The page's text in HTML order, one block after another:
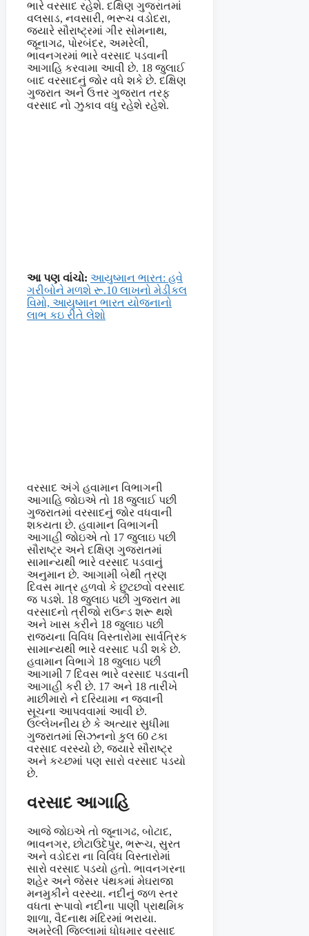
ભારે વરસાદ રહેશે. દક્ષિણ ગુજરાતમાં
વલસાડ, નવસારી, ભરૂચ વડોદરા,
જ્યારે સૌરાષ્ટ્રમાં ગીર સોમનાથ,
જૂનાગઢ, પોરબંદર, અમરેલી,
ભાવનગરમાં ભારે વરસાદ પડવાની
આગાહિ કરવામા આવી છે. 18 જુલાઈ
બાદ વરસાદનું જોર વધે શકે છે. દક્ષિણ
ગુજરાત અને ઉત્તર ગુજરાત તરફ
વરસાદ નો ઝુકાવ વધુ રહેશે રહેશે.
આ પણ વાંચો: આયુષ્માન ભારત: હવે
ગરીબોને મળશે રૂ.10 લાખનો મેડીકલ
વિમો, આયુષ્માન ભારત યોજનાનો
લાભ કઇ રીતે લેશો
વરસાદ અંગે હવામાન વિભાગની
આગાહિ જોઇએ તો 18 જુલાઈ પછી
ગુજરાતમાં વરસાદનું જોર વધવાની
શકયતા છે. હવામાન વિભાગની
આગાહી જોઇએ તો 17 જુલાઇ પછી
સૌરાષ્ટ્ર અને દક્ષિણ ગુજરાતમાં
સામાન્યથી ભારે વરસાદ પડવાનું
અનુમાન છે. આગામી બેથી ત્રણ
દિવસ માત્ર હળવો કે છુટછવો વરસાદ
જ પડશે. 18 જુલાઇ પછી ગુજરાત મા
વરસાદનો ત્રીજો રાઉન્ડ શરૂ થશે
અને ખાસ કરીને 18 જુલાઇ પછી
રાજયના વિવિધ વિસ્તારોમા સાર્વત્રિક
સામાન્યથી ભારે વરસાદ પડી શકે છે.
હવામાન વિભાગે 18 જુલાઇ પછી
આગામી 7 દિવસ ભારે વરસાદ પડવાની
આગાહી કરી છે. 17 અને 18 તારીખે
માછીમારો ને દરિયામા ન જવાની
સૂચના આપવવામાં આવી છે.
ઉલ્લેખનીય છે કે અત્યાર સુધીમા
ગુજરાતમાં સિઝનનો કુલ 60 ટકા
વરસાદ વરસ્યો છે, જ્યારે સૌરાષ્ટ્ર
અને કચ્છમાં પણ સારો વરસાદ પડયો
છે.
વરસાદ આગાહિ
આજે જોઇએ તો જૂનાગઢ, બોટાદ,
ભાવનગર, છોટાઉદેપુર, ભરૂચ, સુરત
અને વડોદરા ના વિવિધ વિસ્તારોમાં
સારો વરસાદ પડયો હતો. ભાવનગરના
શહેર અને જેસર પંથકમાં મેઘરાજા
મનમુકીને વરસ્યા. નદીનું જળ સ્તર
વધતા રૂપાવો નદીના પાણી પ્રાથમિક
શાળા, વૈદનાથ મંદિરમાં ભરાયા.
અમરેલી જિલ્લામાં ધોધમાર વરસાદ